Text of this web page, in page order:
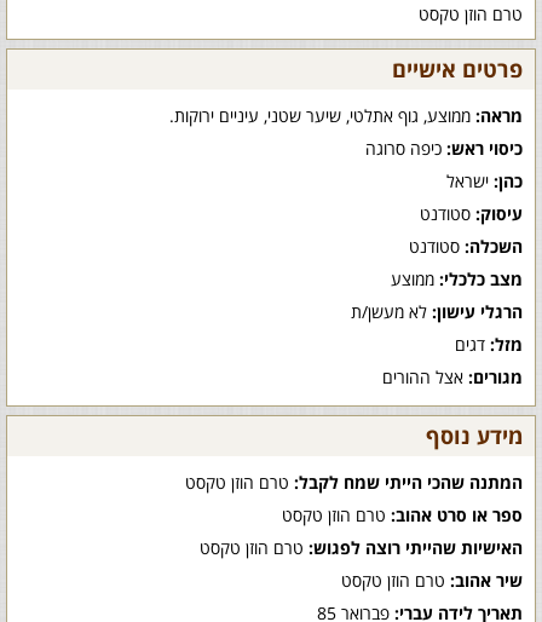
טרם הוזן טקסט
פרטים אישיים
מראה: ממוצע, גוף אתלטי, שיער שטני, עיניים ירוקות.
כיסוי ראש: כיפה סרוגה
כהן: ישראל
עיסוק: סטודנט
השכלה: סטודנט
מצב כלכלי: ממוצע
הרגלי עישון: לא מעשן/ת
מזל: דגים
מגורים: אצל ההורים
מידע נוסף
המתנה שהכי הייתי שמח לקבל: טרם הוזן טקסט
ספר או סרט אהוב: טרם הוזן טקסט
האישיות שהייתי רוצה לפגוש: טרם הוזן טקסט
שיר אהוב: טרם הוזן טקסט
תאריך לידה עברי: פברואר 85